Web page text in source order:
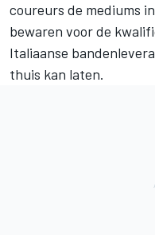
coureurs de mediums
bewaren voor de
Italiaanse
thuis kan laten.